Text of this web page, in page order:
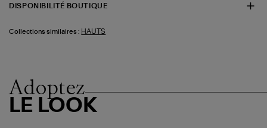
DISPONIBILITÉ BOUTIQUE
Collections similaires : HAUTS
Adoptez
LE LOOK